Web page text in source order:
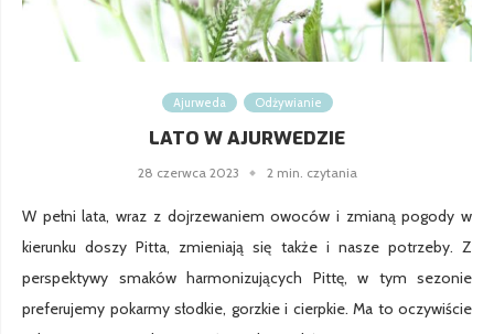
Ajurweda Odżywianie
LATO W AJURWEDZIE
28 czerwca 2023 2 min. czytania
W pełni lata, wraz z dojrzewaniem owoców i zmianą pogody w
kierunku doszy Pitta, zmieniają się także i nasze potrzeby. Z
perspektywy smaków harmonizujących Pittę, w tym sezonie
preferujemy pokarmy słodkie, gorzkie i cierpkie. Ma to oczywiście